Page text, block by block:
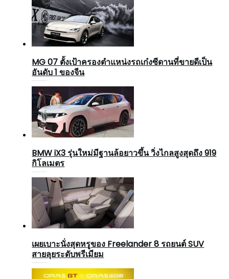
MG 07 ตั้งเป้าครองตำแหน่งรถเก๋งซีดานที่ขายดีเป็น
อันดับ 1 ของจีน
BMW iX3 รุ่นใหม่มีฐานล้อยาวขึ้น วิ่งไกลสูงสุดถึง 919
กิโลเมตร
เผยเบาะนั่งสุดหรูของ Freelander 8 รถยนต์ SUV
สายลุยระดับพรีเมียม